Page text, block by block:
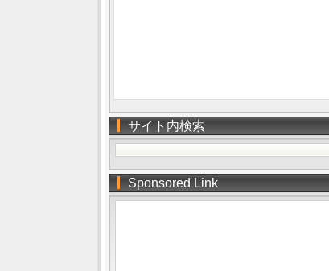
サイト内検索
Sponsored Link